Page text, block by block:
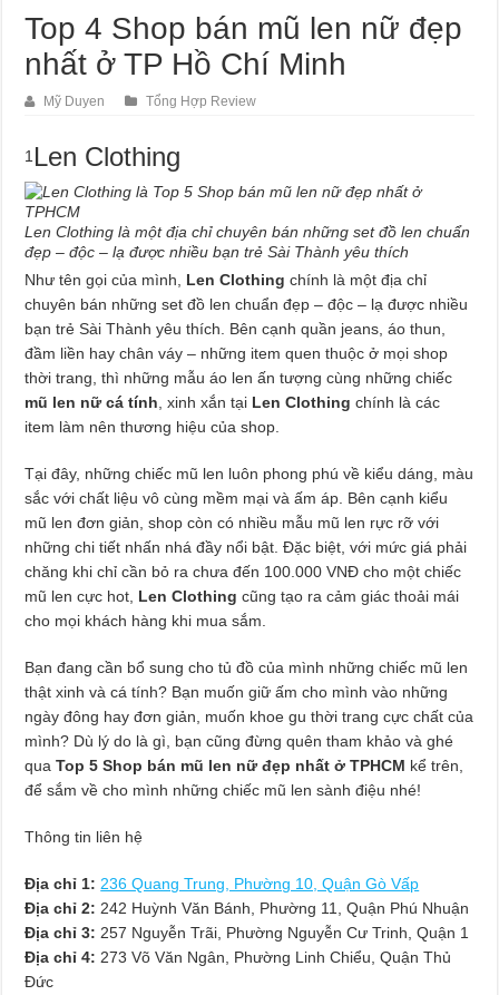
Top 4 Shop bán mũ len nữ đẹp
nhất ở TP Hồ Chí Minh
Mỹ Duyen Tổng Hợp Review
1 Len Clothing
Len Clothing là một địa chỉ chuyên bán những set đồ len chuẩn
đẹp – độc – lạ được nhiều bạn trẻ Sài Thành yêu thích
Như tên gọi của mình, Len Clothingchính là một địa chỉ
chuyên bán những set đồ len chuẩn đẹp – độc – lạ được nhiều
bạn trẻ Sài Thành yêu thích. Bên cạnh quần jeans, áo thun,
đầm liền hay chân váy – những item quen thuộc ở mọi shop
thời trang, thì những mẫu áo len ấn tượng cùng những chiếc
mũ len nữ cá tính , xinh xắn tại Len Clothingchính là các
item làm nên thương hiệu của shop.
Tại đây, những chiếc mũ len luôn phong phú về kiểu dáng, màu
sắc với chất liệu vô cùng mềm mại và ấm áp. Bên cạnh kiểu
mũ len đơn giản, shop còn có nhiều mẫu mũ len rực rỡ với
những chi tiết nhấn nhá đầy nổi bật. Đặc biệt, với mức giá phải
chăng khi chỉ cần bỏ ra chưa đến 100.000 VNĐ cho một chiếc
mũ len cực hot, Len Clothingcũng tạo ra cảm giác thoải mái
cho mọi khách hàng khi mua sắm.
Bạn đang cần bổ sung cho tủ đồ của mình những chiếc mũ len
thật xinh và cá tính? Bạn muốn giữ ấm cho mình vào những
ngày đông hay đơn giản, muốn khoe gu thời trang cực chất của
mình? Dù lý do là gì, bạn cũng đừng quên tham khảo và ghé
quaTop 5 Shop bán mũ len nữ đẹp nhất ở TPHCM kể trên,
để sắm về cho mình những chiếc mũ len sành điệu nhé!
Thông tin liên hệ
Địa chỉ 1: 236 Quang Trung, Phường 10, Quận Gò Vấp
Địa chỉ 2: 242 Huỳnh Văn Bánh, Phường 11, Quận Phú Nhuận
Địa chỉ 3: 257 Nguyễn Trãi, Phường Nguyễn Cư Trinh, Quận 1
Địa chỉ 4: 273 Võ Văn Ngân, Phường Linh Chiểu, Quận Thủ
Đức